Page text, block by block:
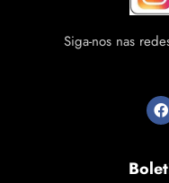
Siga-nos nas